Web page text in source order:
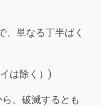
、単なる丁半ばく
は除く）)
、破滅するとも